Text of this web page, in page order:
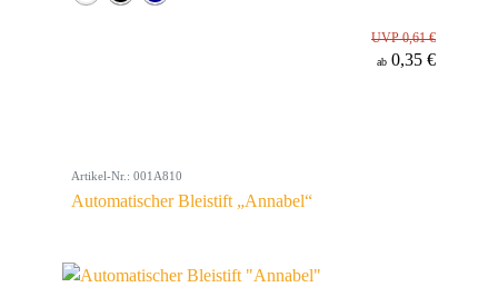
UVP 0,61 €
ab 0,35 €
Artikel-Nr.: 001A810
Automatischer Bleistift „Annabel“